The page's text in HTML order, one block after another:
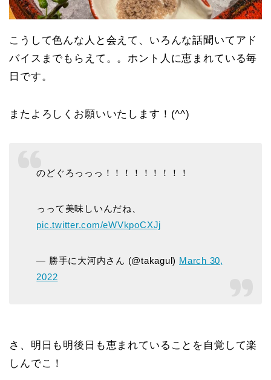
こうして色んな人と会えて、いろんな話聞いてアド
バイスまでもらえて。。ホント人に恵まれている毎
日です。
またよろしくお願いいたします！(^^)
のどぐろっっっ！！！！！！！！！
っって美味しいんだね、
pic.twitter.com/eWVkpoCXJj
— 勝手に大河内さん (@takagul) March 30,
2022
さ、明日も明後日も恵まれていることを自覚して楽
しんでこ！